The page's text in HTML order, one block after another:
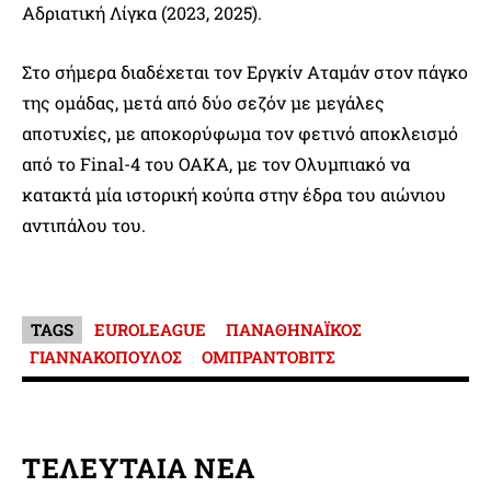
Αδριατική Λίγκα (2023, 2025).
Στο σήμερα διαδέχεται τον Εργκίν Αταμάν στον πάγκο
της ομάδας, μετά από δύο σεζόν με μεγάλες
αποτυχίες, με αποκορύφωμα τον φετινό αποκλεισμό
από το Final-4 του ΟΑΚΑ, με τον Ολυμπιακό να
κατακτά μία ιστορική κούπα στην έδρα του αιώνιου
αντιπάλου του.
TAGS EUROLEAGUE
ΠΑΝΑΘΗΝΑΪΚΟΣ
ΓΙΑΝΝΑΚΟΠΟΥΛΟΣ
ΟΜΠΡΑΝΤΟΒΙΤΣ
ΤΕΛΕΥΤΑΙΑ ΝΕΑ